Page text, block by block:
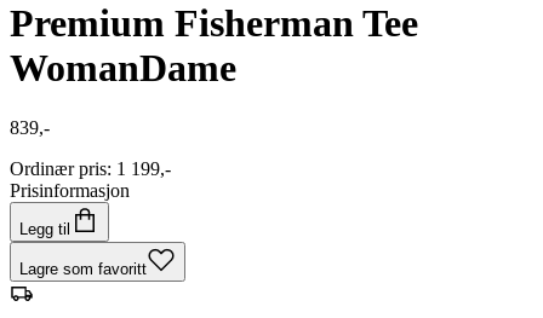
Premium Fisherman Tee
WomanDame
839,-
Ordinær pris: 1 199,-
Prisinformasjon
Legg til
Lagre som favoritt